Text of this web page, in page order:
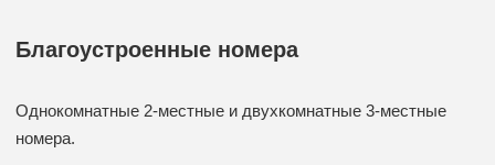
Благоустроенные номера
Однокомнатные 2-местные и двухкомнатные 3-местные
номера.